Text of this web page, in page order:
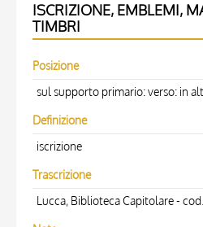
ISCRIZIONE, EMBLEMI,
TIMBRI
Posizione
sul supporto primario: verso: in
Definizione
iscrizione
Trascrizione
Lucca, Biblioteca Capitolare -